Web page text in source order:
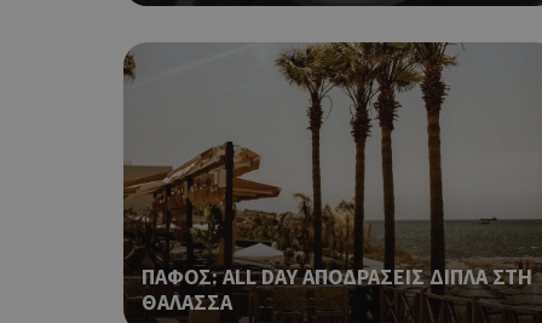
ΠΑΦΟΣ: ALL DAY ΑΠΟΔΡΑΣΕΙΣ ΔΙΠΛΑ ΣΤΗ
ΘΑΛΑΣΣΑ
PHPSESSID
takeOverCookie